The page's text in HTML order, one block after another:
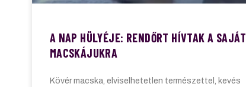
A NAP HÜLYÉJE: RENDŐRT HÍVTAK A SAJÁT
MACSKÁJUKRA
Kövér macska, elviselhetetlen természettel, kevés